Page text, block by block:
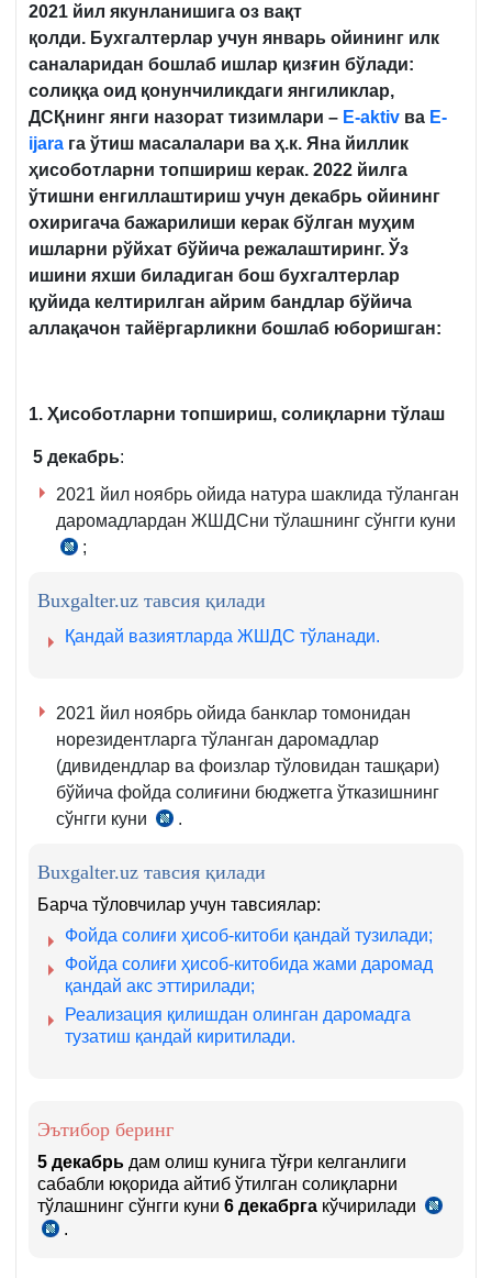
2021 йил якунланишига оз вақт
қолди. Бухгалтерлар учун январь ойининг илк
саналаридан бошлаб ишлар қизғин бўлади:
солиққа оид қонунчиликдаги янгиликлар,
ДСҚнинг янги назорат тизимлари – Е-aktiv ва E-
ijara га ўтиш масалалари ва ҳ.к. Яна йиллик
ҳисоботларни топшириш керак. 2022 йилга
ўтишни енгиллаштириш учун декабрь ойининг
охиригача бажарилиши керак бўлган муҳим
ишларни рўйхат бўйича режалаштиринг. Ўз
ишини яхши биладиган бош бухгалтерлар
қуйида келтирилган айрим бандлар бўйича
аллақачон тайёргарликни бошлаб юборишган:
1. Ҳисоботларни топшириш, солиқларни тўлаш
5 декабрь:
2021 йил ноябрь ойида натура шаклида тўланган
даромадлардан ЖШДСни тўлашнинг сўнгги куни
СК
м.
2-
;
Buxgalter.uz тавсия қилади
Қандай вазиятларда ЖШДС тўланади.
2021 йил ноябрь ойида банклар томонидан
норезидентларга тўланган даромадлар
(дивидендлар ва фоизлар тўловидан ташқари)
бўйича фойда солиғини бюджетга ўтказишнинг
сўнгги куни
СК
м.
2-
қ.
б.
.
Buxgalter.uz тавсия қилади
Барча тўловчилар учун тавсиялар:
Фойда солиғи ҳисоб-китоби қандай тузилади;
Фойда солиғи ҳисоб-китобида жами даромад
қандай акс эттирилади;
Реализация қилишдан олинган даромадга
тузатиш қандай киритилади.
Эътибор беринг
5 декабрь дам олиш кунига тўғри келганлиги
сабабли юқорида айтиб ўтилган солиқларни
тўлашнинг сўнгги куни 6 декабрга кўчирилади
СК
.